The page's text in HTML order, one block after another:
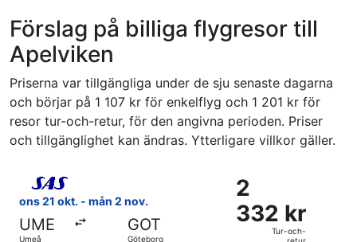
Förslag på billiga flygresor till
Apelviken
Priserna var tillgängliga under de sju senaste dagarna
och börjar på 1 107 kr för enkelflyg och 1 201 kr för
resor tur-och-retur, för den angivna perioden. Priser
och tillgänglighet kan ändras. Ytterligare villkor gäller.
ons 21 okt. - mån 2 nov.
UME
Umeå
GOT
Göteborg
2
332 kr
Tur-
2
332 kr
Tur-och-
Välj flyg med Scandinavian Airlines, med avresa ons